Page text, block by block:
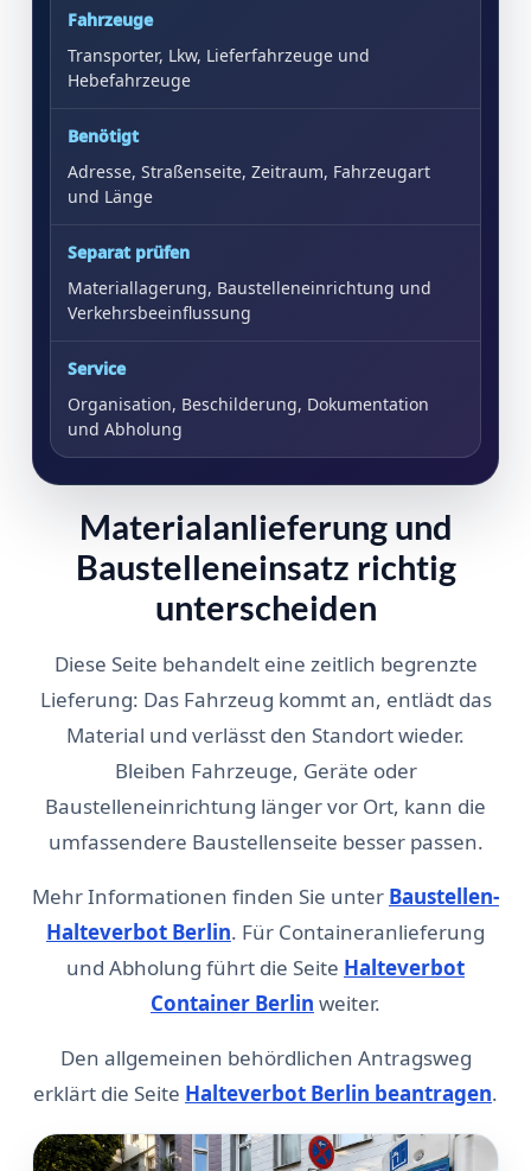
Fahrzeuge
Transporter, Lkw, Lieferfahrzeuge und
Hebefahrzeuge
Benötigt
Adresse, Straßenseite, Zeitraum, Fahrzeugart
und Länge
Separat prüfen
Materiallagerung, Baustelleneinrichtung und
Verkehrsbeeinflussung
Service
Organisation, Beschilderung, Dokumentation
und Abholung
Materialanlieferung und
Baustelleneinsatz richtig
unterscheiden
Diese Seite behandelt eine zeitlich begrenzte
Lieferung: Das Fahrzeug kommt an, entlädt das
Material und verlässt den Standort wieder.
Bleiben Fahrzeuge, Geräte oder
Baustelleneinrichtung länger vor Ort, kann die
umfassendere Baustellenseite besser passen.
Mehr Informationen finden Sie unter Baustellen-
Halteverbot Berlin. Für Containeranlieferung
und Abholung führt die Seite Halteverbot
Container Berlin weiter.
Den allgemeinen behördlichen Antragsweg
erklärt die Seite Halteverbot Berlin beantragen.